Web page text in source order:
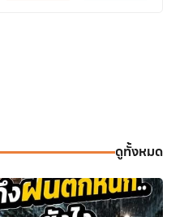
ดูทั้งหมด